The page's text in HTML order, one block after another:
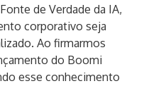
de Verdade da IA,
corporativo seja
Ao firmarmos
do Boomi
esse conhecimento